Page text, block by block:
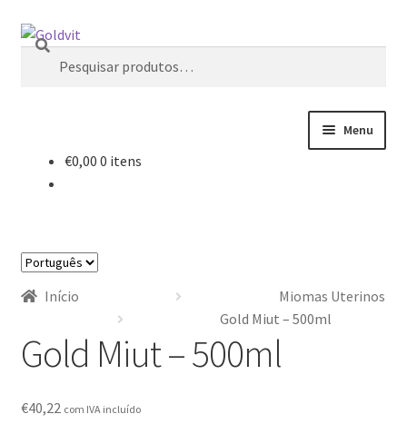
Ir
para
Saltar
para
Pesquisar
Pesquisa
Menu
Cart
Minha Conta
Novidades
€0,00 0 itens
Escolha
idiomaInício
Miomas Uterinos
Gold Miut – 500ml
Gold Miut – 500ml
€40,22 com IVA incluído